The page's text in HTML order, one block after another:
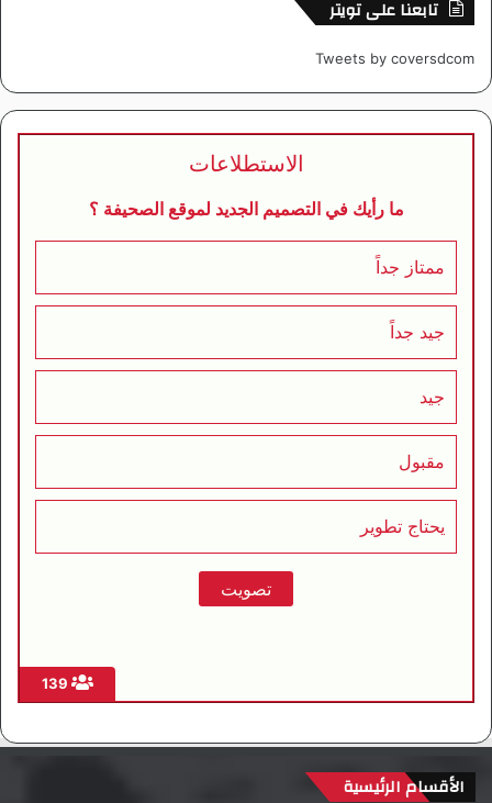
تابعنا على تويتر
Tweets by coversdcom
الاستطلاعات
ما رأيك في التصميم الجديد لموقع الصحيفة ؟
ممتاز جداً
جيد جداً
جيد
مقبول
يحتاج تطوير
الأقسام الرئيسية